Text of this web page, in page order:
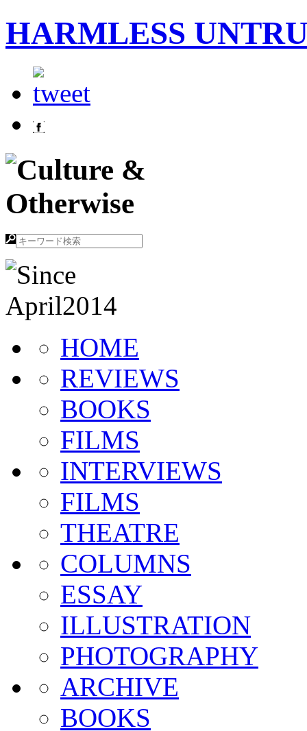
HARMLESS
HOME
REVIEWS
BOOKS
FILMS
INTERVIEWS
FILMS
THEATRE
COLUMNS
ESSAY
ILLUSTRATION
PHOTOGRAPHY
ARCHIVE
BOOKS